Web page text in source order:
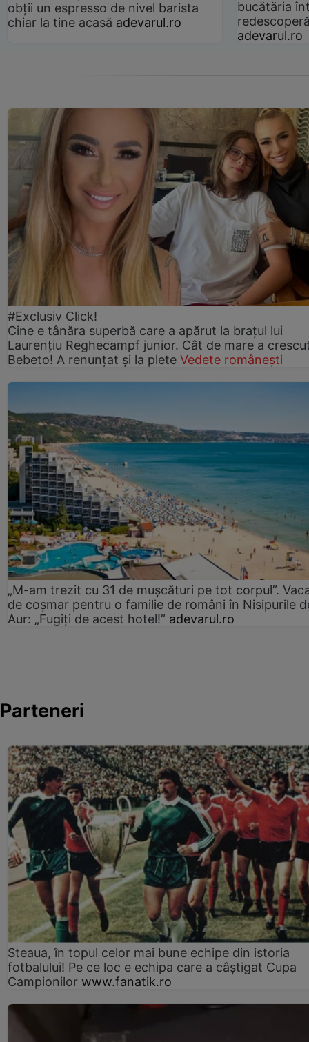
obții un espresso de nivel barista
chiar la tine acasă adevarul.ro
bucătăria
adevarul.ro
#Exclusiv Click!
Cine e tânăra superbă care a apărut la brațul lui
Laurențiu Reghecampf junior. Cât de mare a
Bebeto! A renunțat și la plete Vedete românești
„M-am trezit cu 31 de mușcături pe tot corpul”.
de coșmar pentru o familie de români în Nisipurile
Aur: „Fugiți de acest hotel!” adevarul.ro
Parteneri
Steaua, în topul celor mai bune echipe din istoria
fotbalului! Pe ce loc e echipa care a câştigat Cupa
Campionilor www.fanatik.ro